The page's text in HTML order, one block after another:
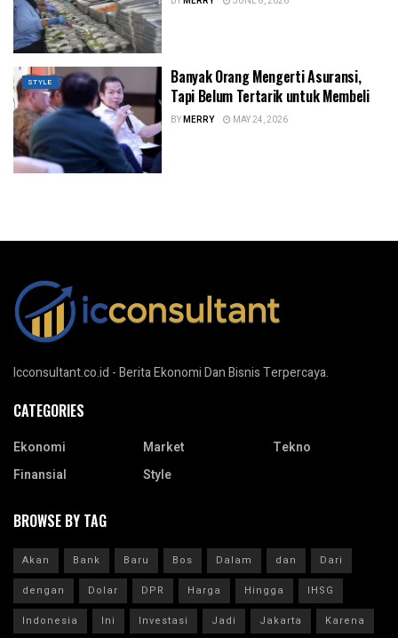
STYLE
Banyak Orang Mengerti Asuransi,
Tapi Belum Tertarik untuk Membeli
BYMERRY MAY 24, 2026
Icconsultant.co.id - Berita Ekonomi Dan Bisnis Terpercaya.
CATEGORIES
Ekonomi
Finansial
Market
Style
Tekno
BROWSE BY TAG
Akan Bank Baru Bos Dalam dan
Dari
dengan
Dolar DPR Harga Hingga
IHSG
Indonesia
Ini Investasi Jadi Jakarta Karena